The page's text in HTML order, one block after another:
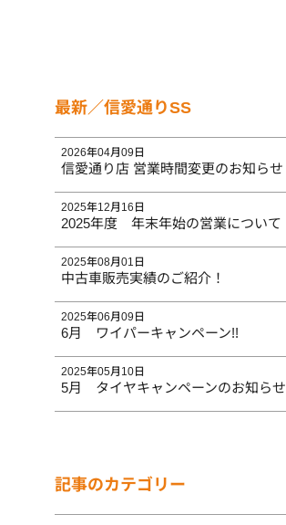
最新／信愛通りSS
信愛通り店 営業時間変更のお知らせ
2026年04月09日
2025年度 年末年始の営業について
2025年12月16日
中古車販売実績のご紹介！
2025年08月01日
6月 ワイパーキャンペーン!!
2025年06月09日
5月 タイヤキャンペーンのお知らせ
2025年05月10日
記事のカテゴリー